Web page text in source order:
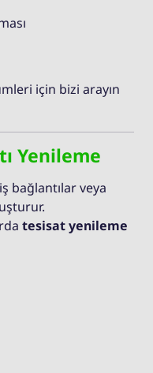
için bizi arayın
Yenileme
bağlantılar veya
tesisat yenileme